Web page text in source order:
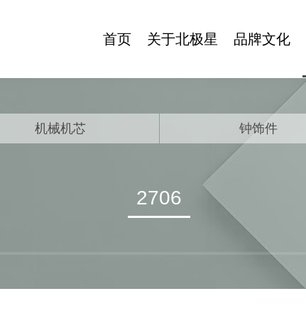
首页 关于北极星
发展历程
品牌文化
北极星博物馆
商标寓意
品牌故事
机械机芯 钟饰件
2706